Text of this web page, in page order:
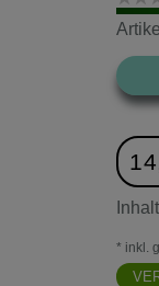
Inhalt
* inkl.